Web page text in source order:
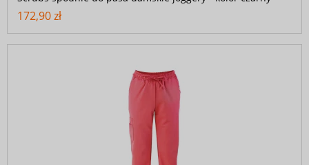
172,90 zł